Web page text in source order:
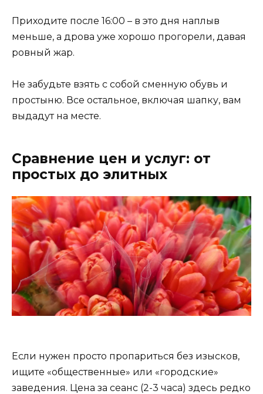
Приходите после 16:00 – в это дня наплыв
меньше, а дрова уже хорошо прогорели, давая
ровный жар.
Не забудьте взять с собой сменную обувь и
простыню. Все остальное, включая шапку, вам
выдадут на месте.
Сравнение цен и услуг: от
простых до элитных
Если нужен просто пропариться без изысков,
ищите «общественные» или «городские»
заведения. Цена за сеанс (2-3 часа) здесь редко